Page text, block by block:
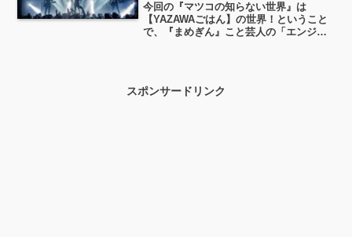
今回の『マツコの知らない世界』は
【YAZAWAごはん】の世界！ということ
で、『まめぎん』こと芸人の「エンジョ
スポンサードリンク